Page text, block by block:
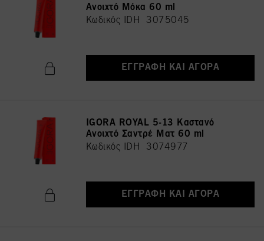
Ανοιχτό Μόκα 60 ml
Κωδικός IDH 3075045
ΕΓΓΡΑΦΉ ΚΑΙ ΑΓΟΡΆ
IGORA ROYAL 5-13 Καστανό
Ανοιχτό Σαντρέ Ματ 60 ml
Κωδικός IDH 3074977
ΕΓΓΡΑΦΉ ΚΑΙ ΑΓΟΡΆ